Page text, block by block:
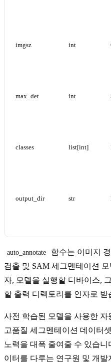
imgsz int
max_det int
classes list[int]
output_dir str
auto_annotate
함수는 이미지
검출 및 SAM 세그멘테이션
자, 모델을 실행할 디바이스,
할 출력 디렉토리를 인자로 받
사전 학습된 모델을 사용한 자
고품질 세그멘테이션 데이터
노력을 대폭 줄여줄 수 있습니
이터를 다루는 연구원 및 개